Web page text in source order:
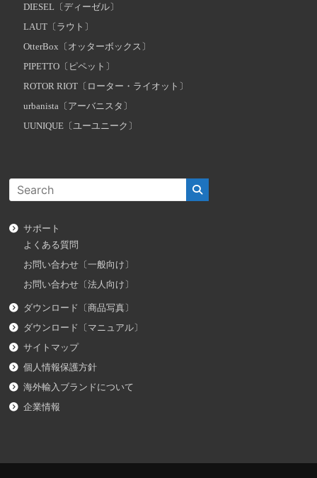
DIESEL〔ディーゼル〕
LAUT〔ラウト〕
OtterBox〔オッターボックス〕
PIPETTO〔ピペット〕
ROTOR RIOT〔ローター・ライオット〕
urbanista〔アーバニスタ〕
UUNIQUE〔ユーユニーク〕
サポート
よくある質問
お問い合わせ〔一般向け〕
お問い合わせ〔法人向け〕
ダウンロード〔商品写真〕
ダウンロード〔マニュアル〕
サイトマップ
個人情報保護方針
海外輸入ブランドについて
企業情報